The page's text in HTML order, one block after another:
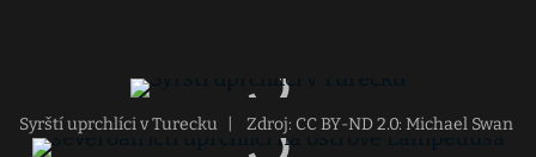
Syrští uprchlíci v Turecku Zdroj: CC BY-ND 2.0: Michael Swan